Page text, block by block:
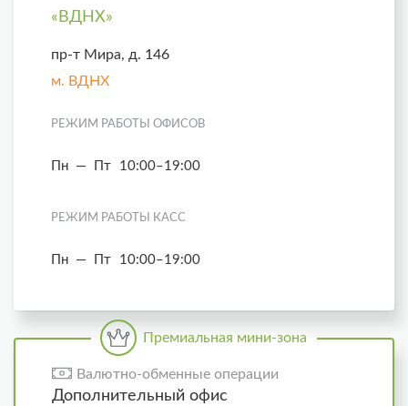
«ВДНХ»
пр-т Мира, д. 146
м. ВДНХ
РЕЖИМ РАБОТЫ ОФИСОВ
Пн — Пт 10:00–19:00
РЕЖИМ РАБОТЫ КАСС
Пн — Пт 10:00–19:00
Премиальная мини-зона
Валютно-обменные операции
Дополнительный офис